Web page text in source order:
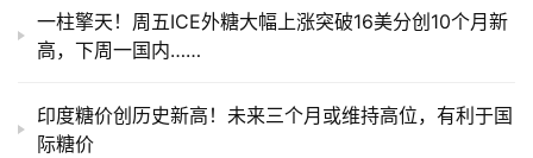
一柱擎天！周五ICE外糖大幅上涨突破16美分创10个月新
高，下周一国内……
印度糖价创历史新高！未来三个月或维持高位，有利于国
际糖价